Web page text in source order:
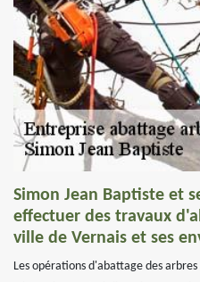
Simon Jean Baptiste et
effectuer des travaux
ville de Vernais et ses
Les opérations d'abattage des